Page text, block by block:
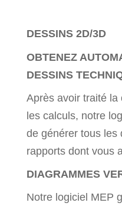
DESSINS 2D/3D
OBTENEZ
DESSINS
Après avoir traité la
les calculs, notre
de générer tous les
rapports dont vous
DIAGRAMMES
Notre logiciel MEP